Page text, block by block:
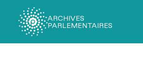
ARCHIVES
PARLEMENTAIRES